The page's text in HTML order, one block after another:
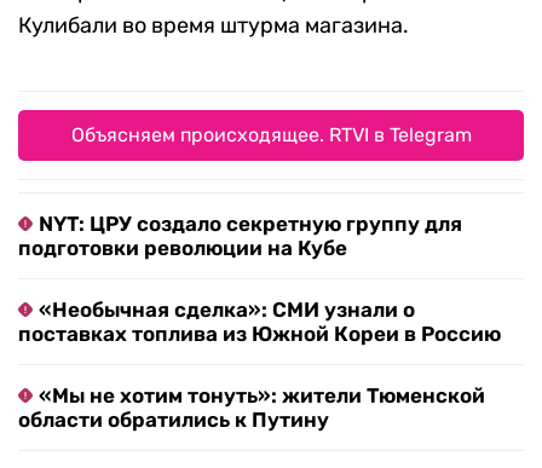
Кулибали во время штурма магазина.
Объясняем происходящее. RTVI в Telegram
NYT: ЦРУ создало секретную группу для
подготовки революции на Кубе
«Необычная сделка»: СМИ узнали о
поставках топлива из Южной Кореи в Россию
«Мы не хотим тонуть»: жители Тюменской
области обратились к Путину